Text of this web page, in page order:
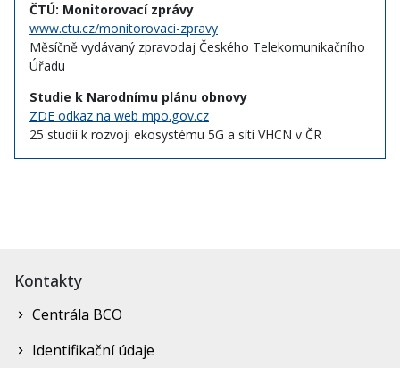
ČTÚ: Monitorovací zprávy
www.ctu.cz/monitorovaci-zpravy
Měsíčně vydávaný zpravodaj Českého Telekomunikačního
Úřadu
Studie k Narodnímu plánu obnovy
ZDE odkaz na web mpo.gov.cz
25 studií k rozvoji ekosystému 5G a sítí VHCN v ČR
Kontakty
Centrála BCO
Identifikační údaje